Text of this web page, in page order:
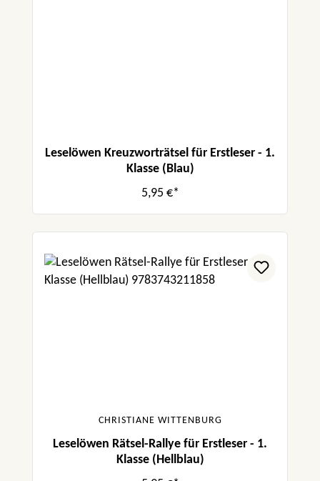
Leselöwen Kreuzworträtsel für Erstleser - 1.
Klasse (Blau)
5,95 €*
CHRISTIANE WITTENBURG
Leselöwen Rätsel-Rallye für Erstleser - 1.
Klasse (Hellblau)